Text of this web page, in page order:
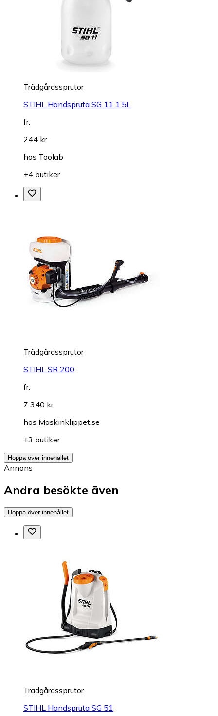
Trädgårdssprutor
STIHL Handspruta SG 11 1,5L
fr.
244 kr
hos Toolab
+4 butiker
Trädgårdssprutor
STIHL SR 200
fr.
7 340 kr
hos Maskinklippet.se
+3 butiker
Hoppa över innehållet
Annons
Andra besökte även
Hoppa över innehållet
Trädgårdssprutor
STIHL Handspruta SG 51